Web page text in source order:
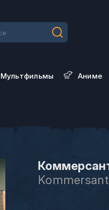
Мультфильмы Aниме
Kommersant